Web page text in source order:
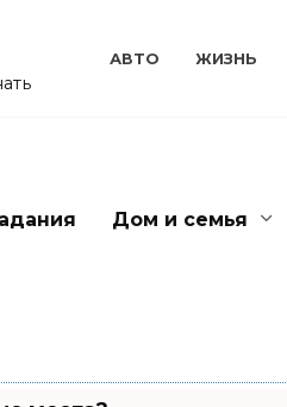
АВТО ЖИЗНЬ
Дом и семья